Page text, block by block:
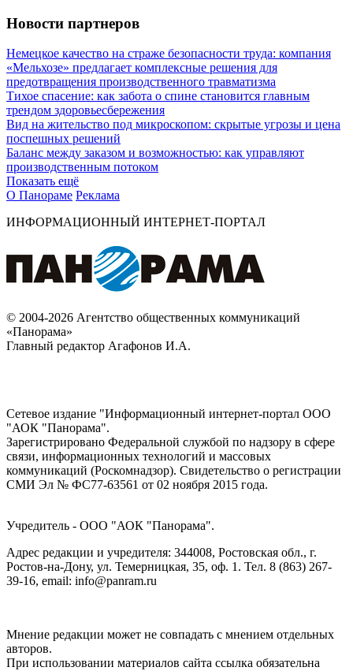
Новости партнеров
Немецкое качество на страже безопасности труда: компания
«Мельхозе» предлагает комплексные решения для
предотвращения производственного травматизма
Тихое спасение: как забота о спине становится главным
трендом здоровьесбережения
Вид на жительство под микроскопом: скрытые угрозы и цена
поспешных решений
Баланс между заказом и возможностью: как управляют
производственным потоком
Показать ещё
О Панораме Реклама
ИНФОРМАЦИОННЫЙ ИНТЕРНЕТ-ПОРТАЛ
© 2004-2026 Агентство общественных коммуникаций
«Панорама»
Главный редактор Агафонов И.А.
Сетевое издание "Информационный интернет-портал ООО
"АОК "Панорама".
Зарегистрировано Федеральной службой по надзору в сфере
связи, информационных технологий и массовых
коммуникаций (Роскомнадзор). Cвидетельство о регистрации
СМИ Эл № ФС77-63561 от 02 ноября 2015 года.
Учредитель - ООО "АОК "Панорама".
Адрес редакции и учредителя: 344008, Ростовская обл., г.
Ростов-на-Дону, ул. Темерницкая, 35, оф. 1. Тел. 8 (863) 267-
39-16, email: info@panram.ru
Мнение редакции может не совпадать с мнением отдельных
авторов.
При использовании материалов сайта ссылка обязательна